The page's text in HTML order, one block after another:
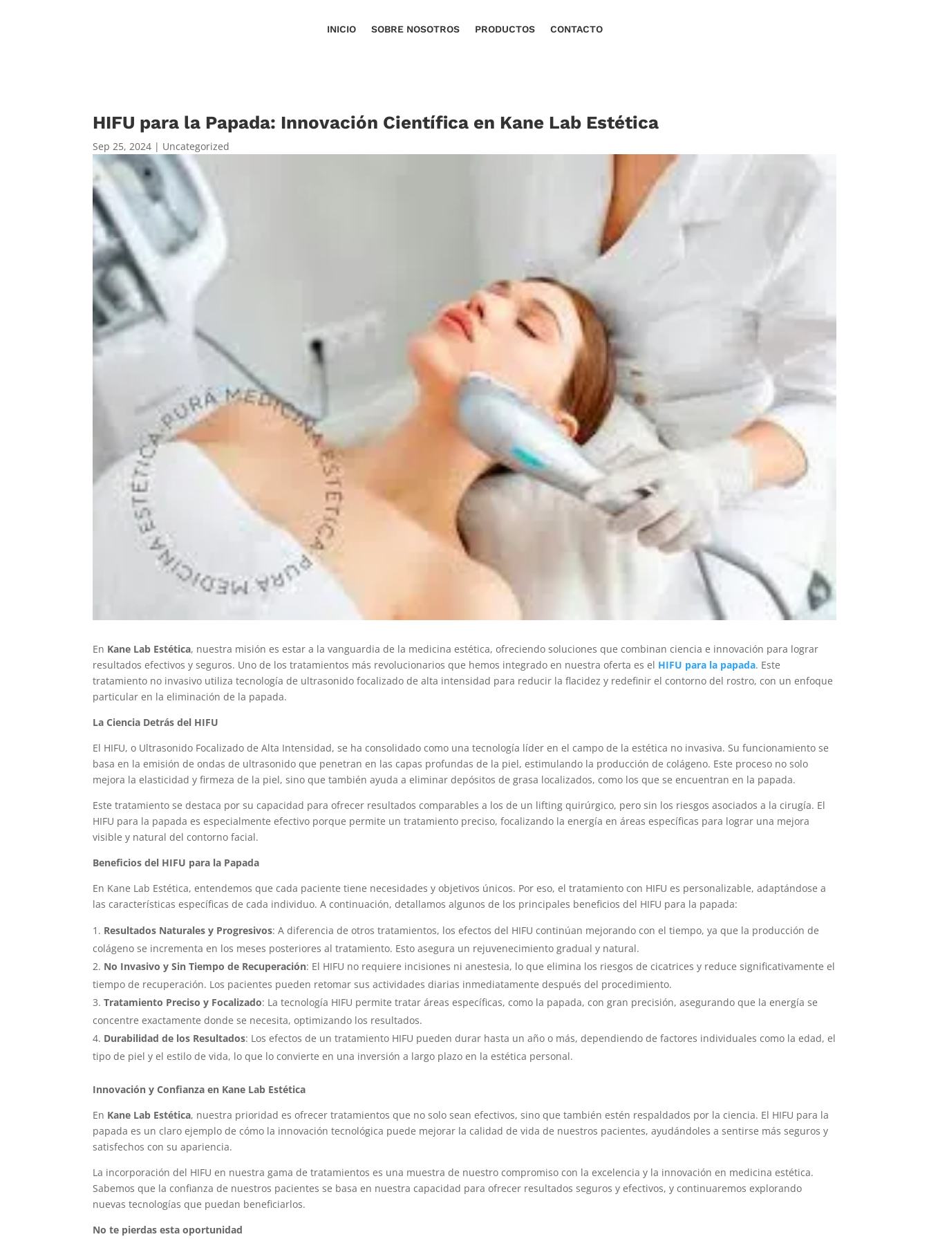
INICIO SOBRE NOSOTROS PRODUCTOS CONTACTO
HIFU para la Papada: Innovación Científica en Kane Lab Estética
Sep 25, 2024 | Uncategorized
En Kane Lab Estética, nuestra misión es estar a la vanguardia de la medicina estética, ofreciendo soluciones que combinan ciencia e innovación para lograr
resultados efectivos y seguros. Uno de los tratamientos más revolucionarios que hemos integrado en nuestra oferta es el HIFU para la papada. Este
tratamiento no invasivo utiliza tecnología de ultrasonido focalizado de alta intensidad para reducir la flacidez y redefinir el contorno del rostro, con un enfoque
particular en la eliminación de la papada.
La Ciencia Detrás del HIFU
El HIFU, o Ultrasonido Focalizado de Alta Intensidad, se ha consolidado como una tecnología líder en el campo de la estética no invasiva. Su funcionamiento se
basa en la emisión de ondas de ultrasonido que penetran en las capas profundas de la piel, estimulando la producción de colágeno. Este proceso no solo
mejora la elasticidad y firmeza de la piel, sino que también ayuda a eliminar depósitos de grasa localizados, como los que se encuentran en la papada.
Este tratamiento se destaca por su capacidad para ofrecer resultados comparables a los de un lifting quirúrgico, pero sin los riesgos asociados a la cirugía. El
HIFU para la papada es especialmente efectivo porque permite un tratamiento preciso, focalizando la energía en áreas específicas para lograr una mejora
visible y natural del contorno facial.
Beneficios del HIFU para la Papada
En Kane Lab Estética, entendemos que cada paciente tiene necesidades y objetivos únicos. Por eso, el tratamiento con HIFU es personalizable, adaptándose a
las características específicas de cada individuo. A continuación, detallamos algunos de los principales beneficios del HIFU para la papada:
Resultados Naturales y Progresivos: A diferencia de otros tratamientos, los efectos del HIFU continúan mejorando con el tiempo, ya que la producción de
colágeno se incrementa en los meses posteriores al tratamiento. Esto asegura un rejuvenecimiento gradual y natural.
No Invasivo y Sin Tiempo de Recuperación: El HIFU no requiere incisiones ni anestesia, lo que elimina los riesgos de cicatrices y reduce significativamente el
tiempo de recuperación. Los pacientes pueden retomar sus actividades diarias inmediatamente después del procedimiento.
Tratamiento Preciso y Focalizado: La tecnología HIFU permite tratar áreas específicas, como la papada, con gran precisión, asegurando que la energía se
concentre exactamente donde se necesita, optimizando los resultados.
Durabilidad de los Resultados: Los efectos de un tratamiento HIFU pueden durar hasta un año o más, dependiendo de factores individuales como la edad, el
tipo de piel y el estilo de vida, lo que lo convierte en una inversión a largo plazo en la estética personal.
Innovación y Confianza en Kane Lab Estética
En Kane Lab Estética, nuestra prioridad es ofrecer tratamientos que no solo sean efectivos, sino que también estén respaldados por la ciencia. El HIFU para la
papada es un claro ejemplo de cómo la innovación tecnológica puede mejorar la calidad de vida de nuestros pacientes, ayudándoles a sentirse más seguros y
satisfechos con su apariencia.
La incorporación del HIFU en nuestra gama de tratamientos es una muestra de nuestro compromiso con la excelencia y la innovación en medicina estética.
Sabemos que la confianza de nuestros pacientes se basa en nuestra capacidad para ofrecer resultados seguros y efectivos, y continuaremos explorando
nuevas tecnologías que puedan beneficiarlos.
No te pierdas esta oportunidad